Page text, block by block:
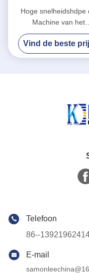
Hoge snelheidshdpe
Machine van het
Slagafgietsel,
het Vormen
Vind de beste
Telefoon
86--
E-mail